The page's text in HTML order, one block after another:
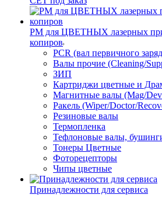
РМ для ЦВЕТНЫХ лазерных
копиров
PCR (вал первичного
Валы прочие (Cleaning/
ЗИП
Картриджи цветные и
Магнитные валы (Mag/
Ракель (Wiper/Doctor/
Резиновые валы
Термопленка
Тефлоновые валы,
Тонеры Цветные
Фоторецепторы
Чипы цветные
Принадлежности для сервиса